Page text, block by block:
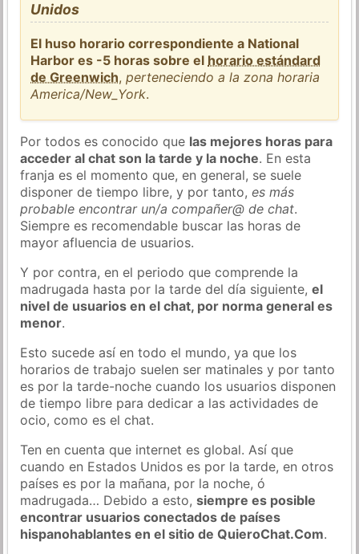
Unidos
El huso horario correspondiente a National
Harbor es -5 horas sobre el horario estándard
de Greenwich,perteneciendo a la zona horaria
America/New_York.
Por todos es conocido que las mejores horas para
acceder al chat son la tarde y la noche. En esta
franja es el momento que, en general, se suele
disponer de tiempo libre, y por tanto,es más
probable encontrar un/a compañer@ de chat.
Siempre es recomendable buscar las horas de
mayor afluencia de usuarios.
Y por contra, en el periodo que comprende la
madrugada hasta por la tarde del día siguiente,el
nivel de usuarios en el chat, por norma general es
menor.
Esto sucede así en todo el mundo, ya que los
horarios de trabajo suelen ser matinales y por tanto
es por la tarde-noche cuando los usuarios disponen
de tiempo libre para dedicar a las actividades de
ocio, como es el chat.
Ten en cuenta que internet es global. Así que
cuando en Estados Unidos es por la tarde, en otros
países es por la mañana, por la noche, ó
madrugada… Debido a esto,siempre es posible
encontrar usuarios conectados de países
hispanohablantes en el sitio de QuieroChat.Com.